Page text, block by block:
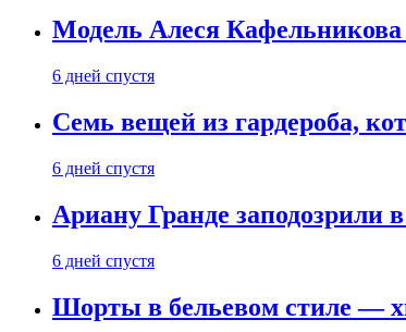
Модель Алеся Кафельникова
6 дней спустя
Семь вещей из гардероба,
6 дней спустя
Ариану Гранде заподозрили
6 дней спустя
Шорты в бельевом стиле —